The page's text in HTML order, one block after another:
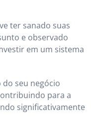
ter sanado suas
e observado
em um sistema
seu negócio
para a
significativamente